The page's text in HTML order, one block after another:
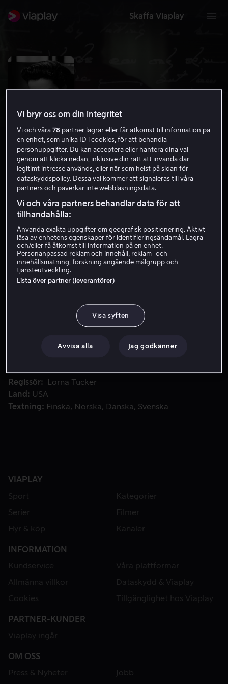
Skaffa Viaplay
Call Me Kate
7.1 Dokumentär 2023 1 h 26 min
7 år
HD
Hyr 49 kr
Köp 109 kr
CALL ME KATE hyllar en radikal och banbrytande
CALL ME KATE hyllar en radikal och banbrytande
kvinna med djupt inflytande, som inte passar in i någon
av samhällets "lådor". Under hela sitt liv bär hon olika
kvinnliga identiteter: dotter, syster, skådespelerska,
Regissör
Lorna Tucker
Land
USA
Textning
Finska Norska Danska Svenska
VIAPLAY
Sport
Kategorier
Serier
Filmer
Hyr & köp
Kanaler
INFORMATION
Kundservice
Våra plattformar
Allmänna villkor
Dataskydd & Viaplay
Cookies
Tillgänglighet hos Viaplay
PARTNER-KUNDER
Viaplay ingår
OM OSS
Press & Nyheter
Jobb
Vi bryr oss om din integritet
Vi och våra78 partner lagrar eller får åtkomst till information på
en enhet, som unika ID i cookies, för att behandla
personuppgifter. Du kan acceptera eller hantera dina val
genom att klicka nedan, inklusive din rätt att invända där
legitimt intresse används, eller när som helst på sidan för
dataskyddspolicy. Dessa val kommer att signaleras till våra
partners och påverkar inte webbläsningsdata.
Vi och våra partners behandlar data för att
tillhandahålla:
Använda exakta uppgifter om geografisk positionering. Aktivt
läsa av enhetens egenskaper för identifieringsändamål. Lagra
och/eller få åtkomst till information på en enhet.
Personanpassad reklam och innehåll, reklam- och
innehållsmätning, forskning angående målgrupp och
tjänsteutveckling.
Lista över partner (leverantörer)
Visa syften
Avvisa alla Jag godkänner